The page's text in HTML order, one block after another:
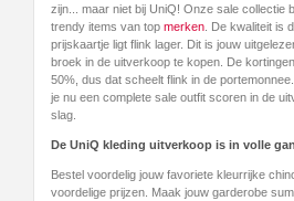
zijn... maar niet bij UniQ! Onze sale collectie
trendy items van top merken . De kwaliteit is
prijskaartje ligt flink lager. Dit is jouw
broek in de uitverkoop te kopen. De
50%, dus dat scheelt flink in de
je nu een complete sale outfit scoren in de
slag.
De UniQ kleding uitverkoop is in volle
Bestel voordelig jouw favoriete kleurrijke
voordelige prijzen. Maak jouw garderobe